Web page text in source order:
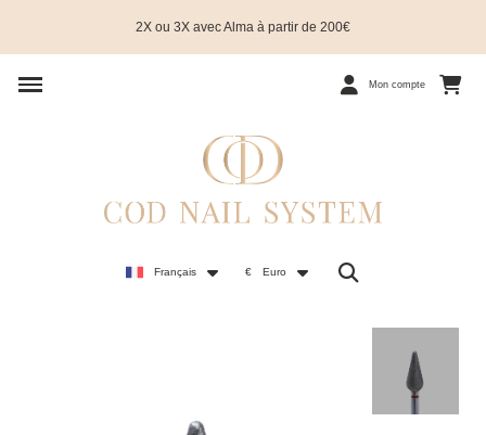
2X ou 3X avec Alma à partir de 200€
Mon compte
Français € Euro